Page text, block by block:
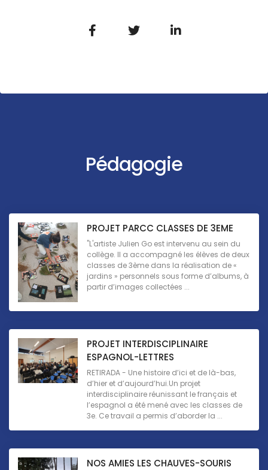
Pédagogie
PROJET PARCC CLASSES DE 3EME
"L'artiste Julien Go est intervenu au sein du
collège. Il a accompagné les élèves de deux
classes de 3ème dans la réalisation de «
jardins » personnels sous forme d’albums, à
partir d’images collectées ...
PROJET INTERDISCIPLINAIRE
ESPAGNOL-LETTRES
RETIRADA - Une histoire d’ici et de là-bas,
d’hier et d’aujourd’hui.Un projet
interdisciplinaire réunissant le français et
l’espagnol a été mené avec les classes de
3e. Ce travail a permis d’aborder la ...
NOS AMIES LES CHAUVES-SOURIS